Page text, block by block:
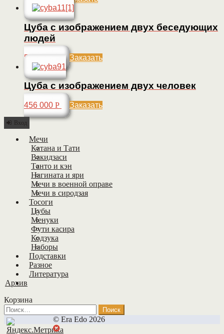
Цуба с изображением двух беседующих
людей
540 000Р Заказать
Цуба с изображением двух человек
456 000 Р Заказать
Вход
Мечи
Катана и Тати
Вакидзаси
Танто и кэн
Нагината и яри
Мечи в военной оправе
Мечи в сиродзая
Тосоги
Цубы
Менуки
Фути касира
Кодзука
Наборы
Подставки
Разное
Литература
Архив
Корзина
Найти:
© Era Edo 2026